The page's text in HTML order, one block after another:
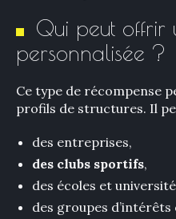
Qui peut offrir
personnalisée ?
Ce type de récompense
profils de structures. Il
des entreprises,
des clubs sportifs,
des écoles et
des groupes